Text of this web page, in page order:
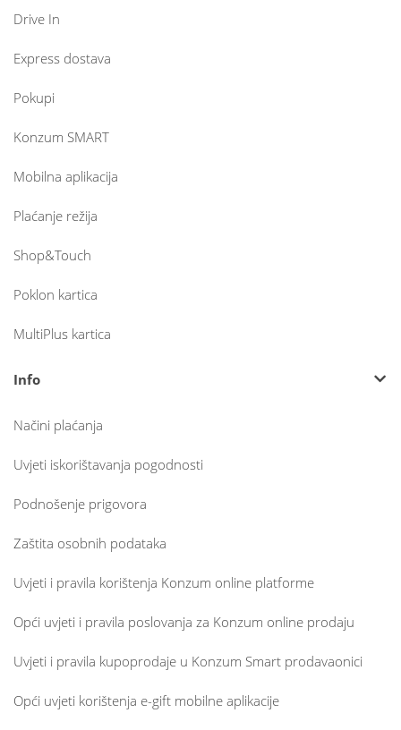
Drive In
Express dostava
Pokupi
Konzum SMART
Mobilna aplikacija
Plaćanje režija
Shop&Touch
Poklon kartica
MultiPlus kartica
Info
Načini plaćanja
Uvjeti iskorištavanja pogodnosti
Podnošenje prigovora
Zaštita osobnih podataka
Uvjeti i pravila korištenja Konzum online platforme
Opći uvjeti i pravila poslovanja za Konzum online prodaju
Uvjeti i pravila kupoprodaje u Konzum Smart prodavaonici
Opći uvjeti korištenja e-gift mobilne aplikacije